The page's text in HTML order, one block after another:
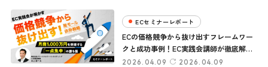
ECセミナーレポート
2026.04.09 2026.04.09
ECの価格競争から抜け出すフレームワー
クと成功事例！EC実践会講師が徹底解説
【セミナーレポート】